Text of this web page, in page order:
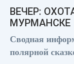
ВЕЧЕР:
МУРМАНСКЕ
Сводная
полярной